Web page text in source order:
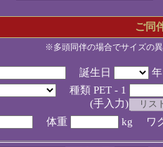
ご同
※多頭同伴の場合でサイズの
誕生日
種類 PET - 1
入力)
体重 kg ワ